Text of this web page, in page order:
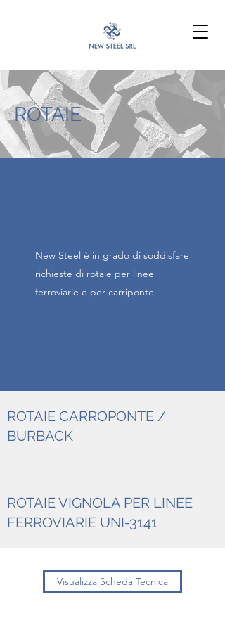
info@newsteelsrl.it
ROTAIE
New Steel è in grado di soddisfare
richieste di rotaie per linee
ferroviarie e per carriponte
ROTAIE CARROPONTE /
BURBACK
ROTAIE VIGNOLA PER LINEE
FERROVIARIE UNI-3141
Visualizza Scheda Tecnica